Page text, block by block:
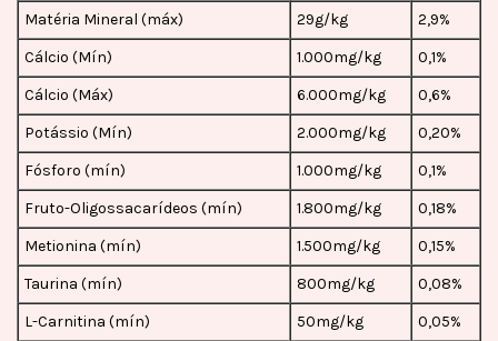
Matéria Mineral (máx)
29g/kg
2,9%
Cálcio (Mín)
1.000mg/kg
0,1%
Cálcio (Máx)
6.000mg/kg
0,6%
Potássio (Mín)
2.000mg/kg
0,20%
Fósforo (mín)
1.000mg/kg
0,1%
Fruto-Oligossacarídeos (mín)
1.800mg/kg
0,18%
Metionina (mín)
1.500mg/kg
0,15%
Taurina (mín)
800mg/kg
0,08%
L-Carnitina (mín)
50mg/kg
0,05%